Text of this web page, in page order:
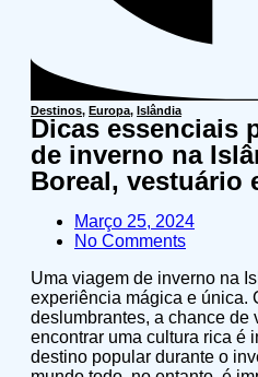
Destinos, Europa, Islândia
Dicas essenciais
de inverno na
Boreal, vestuário
Março 25, 2024
No Comments
Uma viagem de inverno na
experiência mágica e única.
deslumbrantes, a chance de
encontrar uma cultura rica é
destino popular durante o